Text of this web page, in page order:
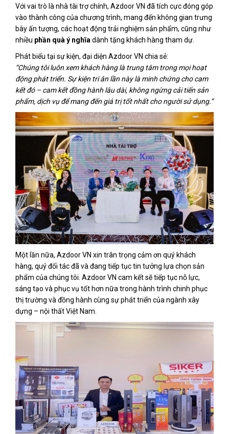
Với vai trò là nhà tài trợ chính, Azdoor VN đã tích cực đóng góp
vào thành công của chương trình, mang đến không gian trưng
bày ấn tượng, các hoạt động trải nghiệm sản phẩm, cũng như
nhiều phần quà ý nghĩa dành tặng khách hàng tham dự.
Phát biểu tại sự kiện, đại diện Azdoor VN chia sẻ:
“Chúng tôi luôn xem khách hàng là trung tâm trong mọi hoạt
động phát triển. Sự kiện tri ân lần này là minh chứng cho cam
kết đó – cam kết đồng hành lâu dài, không ngừng cải tiến sản
phẩm, dịch vụ để mang đến giá trị tốt nhất cho người sử dụng.”
Một lần nữa, Azdoor VN xin trân trọng cảm ơn quý khách
hàng, quý đối tác đã và đang tiếp tục tin tưởng lựa chọn sản
phẩm của chúng tôi. Azdoor VN cam kết sẽ tiếp tục nỗ lực,
sáng tạo và phục vụ tốt hơn nữa trong hành trình chinh phục
thị trường và đồng hành cùng sự phát triển của ngành xây
dựng – nội thất Việt Nam.